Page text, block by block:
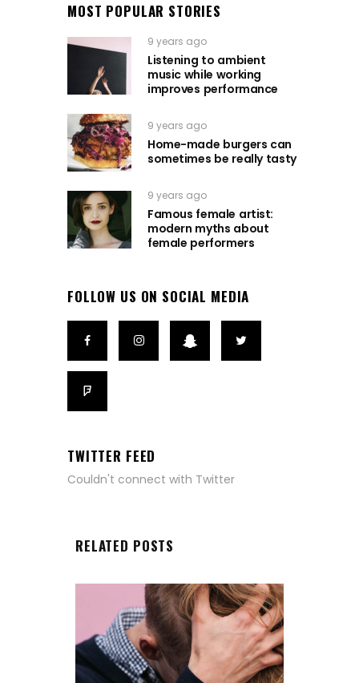
MOST POPULAR STORIES
9 years ago
Listening to ambient
music while working
improves performance
9 years ago
Home-made burgers can
sometimes be really tasty
9 years ago
Famous female artist:
modern myths about
female performers
FOLLOW US ON SOCIAL MEDIA
TWITTER FEED
Couldn't connect with Twitter
RELATED POSTS